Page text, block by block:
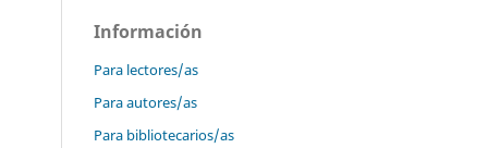
Información
Para lectores/as
Para autores/as
Para bibliotecarios/as